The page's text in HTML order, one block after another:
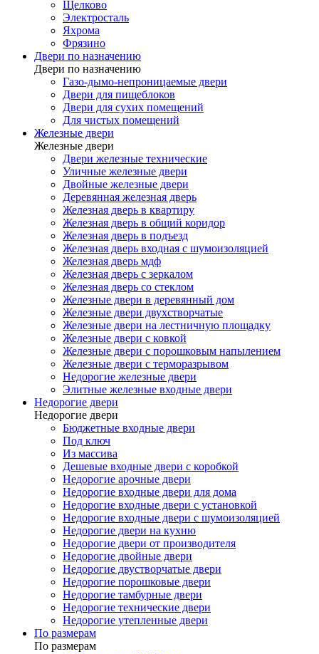
Щелково
Электросталь
Яхрома
Фрязино
Двери по назначению
Двери по назначению
Газо-дымо-непроницаемые двери
Двери для пищеблоков
Двери для сухих помещений
Для чистых помещений
Железные двери
Железные двери
Двери железные технические
Уличные железные двери
Двойные железные двери
Деревянная железная дверь
Железная дверь в квартиру
Железная дверь в общий коридор
Железная дверь в подъезд
Железная дверь входная с шумоизоляцией
Железная дверь мдф
Железная дверь с зеркалом
Железная дверь со стеклом
Железные двери в деревянный дом
Железные двери двухстворчатые
Железные двери на лестничную площадку
Железные двери с ковкой
Железные двери с порошковым напылением
Железные двери с терморазрывом
Недорогие железные двери
Элитные железные входные двери
Недорогие двери
Недорогие двери
Бюджетные входные двери
Под ключ
Из массива
Дешевые входные двери с коробкой
Недорогие арочные двери
Недорогие входные двери для дома
Недорогие входные двери с установкой
Недорогие входные двери с шумоизоляцией
Недорогие двери на кухню
Недорогие двери от производителя
Недорогие двойные двери
Недорогие двустворчатые двери
Недорогие порошковые двери
Недорогие тамбурные двери
Недорогие технические двери
Недорогие утепленные двери
По размерам
По размерам